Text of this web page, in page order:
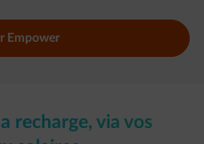
Empower​
recharge, via vos